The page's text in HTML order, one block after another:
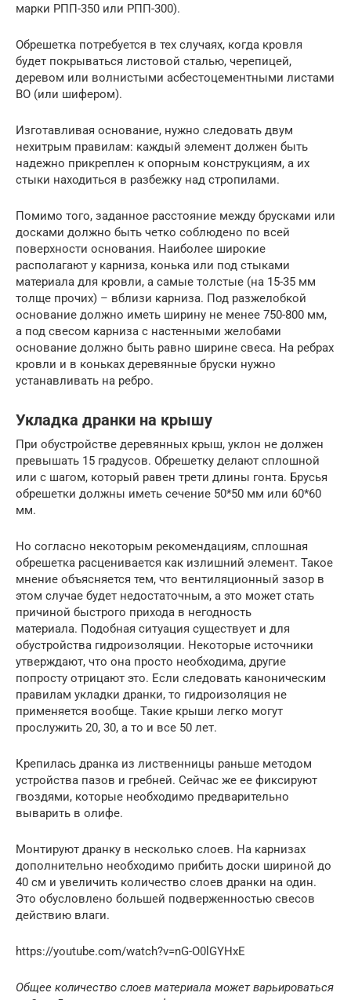
марки РПП-350 или РПП-300).
Обрешетка потребуется в тех случаях, когда кровля
будет покрываться листовой сталью, черепицей,
деревом или волнистыми асбестоцементными листами
ВО (или шифером).
Изготавливая основание, нужно следовать двум
нехитрым правилам: каждый элемент должен быть
надежно прикреплен к опорным конструкциям, а их
стыки находиться в разбежку над стропилами.
Помимо того, заданное расстояние между брусками или
досками должно быть четко соблюдено по всей
поверхности основания. Наиболее широкие
располагают у карниза, конька или под стыками
материала для кровли, а самые толстые (на 15-35 мм
толще прочих) – вблизи карниза. Под разжелобкой
основание должно иметь ширину не менее 750-800 мм,
а под свесом карниза с настенными желобами
основание должно быть равно ширине свеса. На ребрах
кровли и в коньках деревянные бруски нужно
устанавливать на ребро.
Укладка дранки на крышу
При обустройстве деревянных крыш, уклон не должен
превышать 15 градусов. Обрешетку делают сплошной
или с шагом, который равен трети длины гонта. Брусья
обрешетки должны иметь сечение 50*50 мм или 60*60
мм.
Но согласно некоторым рекомендациям, сплошная
обрешетка расценивается как излишний элемент. Такое
мнение объясняется тем, что вентиляционный зазор в
этом случае будет недостаточным, а это может стать
причиной быстрого прихода в негодность
материала. Подобная ситуация существует и для
обустройства гидроизоляции. Некоторые источники
утверждают, что она просто необходима, другие
попросту отрицают это. Если следовать каноническим
правилам укладки дранки, то гидроизоляция не
применяется вообще. Такие крыши легко могут
прослужить 20, 30, а то и все 50 лет.
Крепилась дранка из лиственницы раньше методом
устройства пазов и гребней. Сейчас же ее фиксируют
гвоздями, которые необходимо предварительно
выварить в олифе.
Монтируют дранку в несколько слоев. На карнизах
дополнительно необходимо прибить доски шириной до
40 см и увеличить количество слоев дранки на один.
Это обусловлено большей подверженностью свесов
действию влаги.
https://youtube.com/watch?v=nG-O0lGYHxE
Общее количество слоев материала может варьироваться